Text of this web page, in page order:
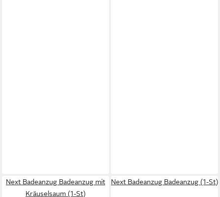
Next Badeanzug Badeanzug mit
Kräuselsaum (1-St)
Next Badeanzug Badeanzug (1-St)